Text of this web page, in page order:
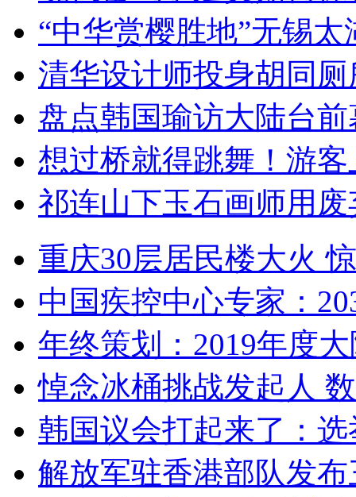
“中华赏樱胜地”无锡
清华设计师投身胡同
盘点韩国瑜访大陆台
想过桥就得跳舞！游客
祁连山下玉石画师用
重庆30层居民楼大火
中国疾控中心专家：
年终策划：2019年度
悼念冰桶挑战发起人
韩国议会打起来了：
解放军驻香港部队发